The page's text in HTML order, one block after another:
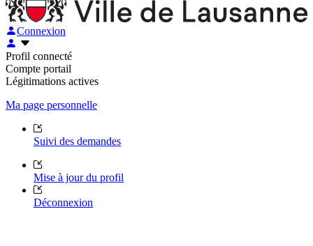
Connexion
Profil connecté
Compte portail
Légitimations actives
Ma page personnelle
Suivi des demandes
Mise à jour du profil
Déconnexion